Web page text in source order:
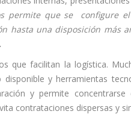
permite que se configure
hasta una disposición más
que facilitan la logística.
y herramientas
y permite
contrataciones dispersas y